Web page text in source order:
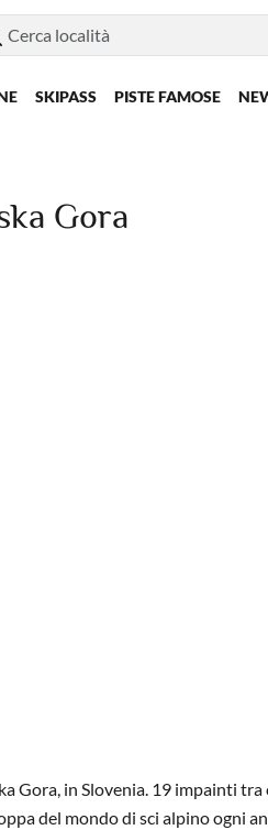
SKIPASS PISTE FAMOSE
Gora
Gora, in Slovenia. 19 impainti
del mondo di sci alpino ogni